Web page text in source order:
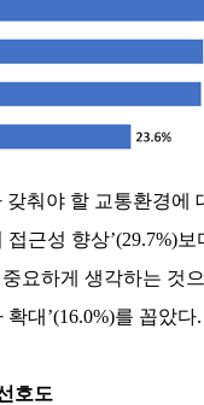
춰야 할 교통환경에
접근성 향상’(29.7%)
요하게 생각하는 것
대’(16.0%)를 꼽았다.
호도